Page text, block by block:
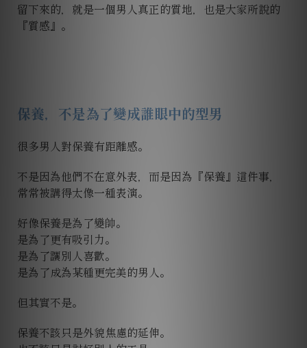
留下來的，就是一個男人真正的質地，也是大家所說的
『質感』。
保養，不是為了變成誰眼中的型男
很多男人對保養有距離感。
不是因為他們不在意外表，而是因為『保養』這件事，
常常被講得太像一種表演。
好像保養是為了變帥。
是為了更有吸引力。
是為了讓別人喜歡。
是為了成為某種更完美的男人。
但其實不是。
保養不該只是外貌焦慮的延伸。